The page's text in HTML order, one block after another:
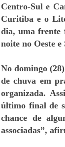
Centro-Sul e
Curitiba e o
dia, uma frente
noite no Oeste e
No domingo
de chuva em
organizada.
último final de
chance de
associadas”,